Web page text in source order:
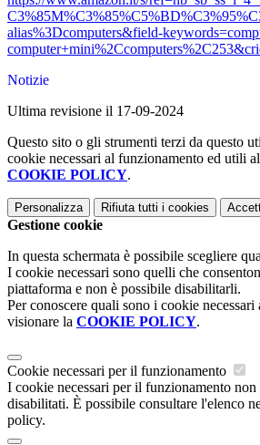
alias%3Dcomputers&field-keywords=
computer+mini%2Ccomputers%
Notizie
Ultima revisione il 17-09-2024
Questo sito o gli strumenti terzi da questo
cookie necessari al funzionamento ed utili
COOKIE POLICY.
Personalizza Rifiuta tutti i cookies
Gestione cookie
In questa schermata è possibile scegliere
I cookie necessari sono quelli che
piattaforma e non è possibile disabilitarli.
Per conoscere quali sono i cookie
visionare la COOKIE POLICY.
Cookie necessari per il funzionamento
I cookie necessari per il funzionamento non
disabilitati. È possibile consultare l'elenco
policy.